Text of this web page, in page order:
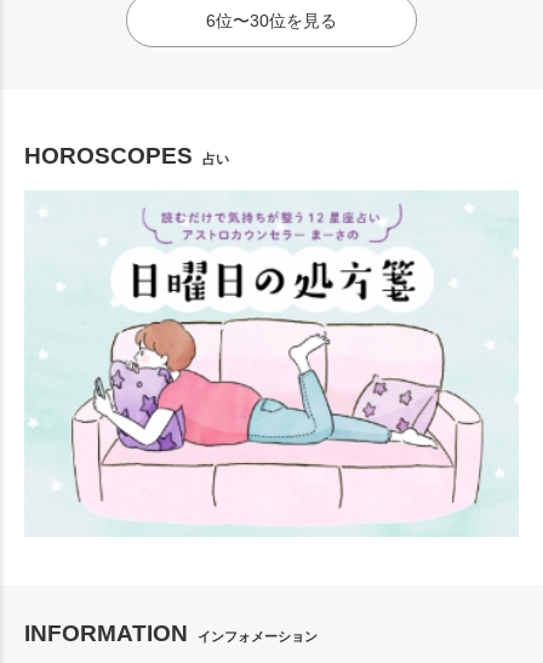
6位〜30位を見る
HOROSCOPES 占い
INFORMATION インフォメーション